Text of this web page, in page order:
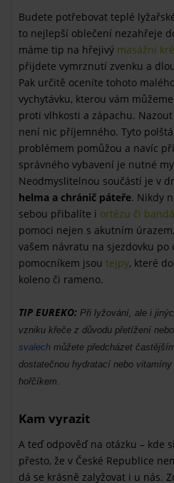
Budete potřebovat teplé
to nejlepší oblečení nezahřeje
máme tip na hřejivý masážní
přijdete vymrznutí zvenku a
Pak určitě oceníte tohoto
vychytávku, kterou vám
proti vlhkosti a zápachu.
není nic příjemného. Tyto
problémem pomůžou a navíc
správného vybavení je nutné
Neodmyslitelnou součástí je v
helma a chránič páteře. Nikdy
sebou přibalíte i ortézu či
pomoci nejen s akutním
vašem návratu na sjezdovku po
pomocníkem jsou tejpy, které
koleno či rameno.
TIP EUREKO: Při lyžování, ale i
vzniku křeče z důvodu přetížení
svalech můžete předcházet
dostatečnou hydratací nebo
hořčíkem.
Kam vyrazit
A teď odpověď na otázku – kde
přesto, že v České Republice
dá se krásně zalyžovat i u nás.